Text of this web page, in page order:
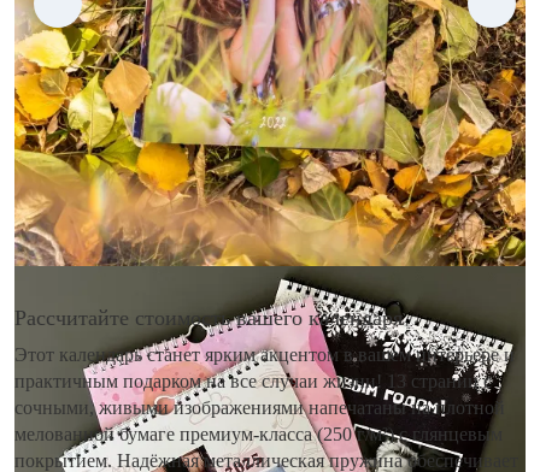
Рассчитайте стоимость вашего календаря
Этот календарь станет ярким акцентом в вашем интерьере и
практичным подарком на все случаи жизни! 13 страниц с
сочными, живыми изображениями напечатаны на плотной
мелованной бумаге премиум-класса (250 г/м²) с глянцевым
покрытием. Надёжная металлическая пружина обеспечивает